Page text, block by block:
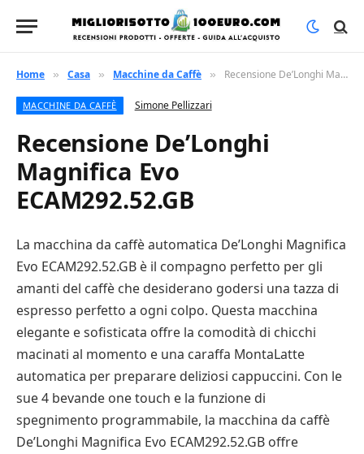
Home » Casa » Macchine da Caffè » Recensione De’Longhi Magnifica Evo ECAM292.52.GB
MACCHINE DA CAFFÈ Simone Pellizzari
Recensione De’Longhi
Magnifica Evo
ECAM292.52.GB
La macchina da caffè automatica De’Longhi Magnifica
Evo ECAM292.52.GB è il compagno perfetto per gli
amanti del caffè che desiderano godersi una tazza di
espresso perfetto a ogni colpo. Questa macchina
elegante e sofisticata offre la comodità di chicchi
macinati al momento e una caraffa MontaLatte
automatica per preparare deliziosi cappuccini. Con le
sue 4 bevande one touch e la funzione di
spegnimento programmabile, la macchina da caffè
De’Longhi Magnifica Evo ECAM292.52.GB offre